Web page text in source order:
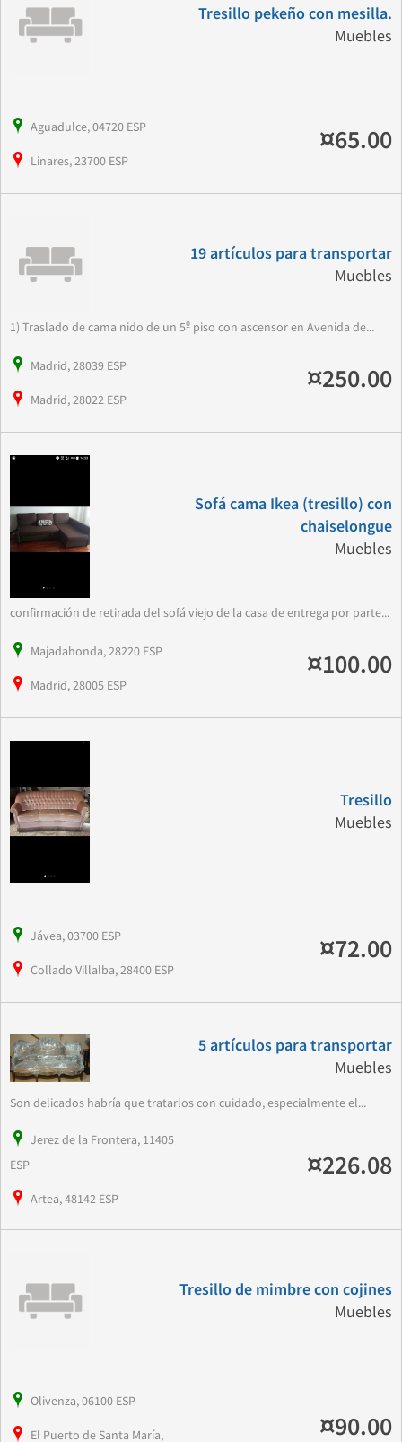
Tresillo pekeño con mesilla.
Muebles
Aguadulce, 04720 ESP
Linares, 23700 ESP
¤65.00
19 artículos para transportar
Muebles
1) Traslado de cama nido de un 5º piso con ascensor en Avenida de...
Madrid, 28039 ESP
Madrid, 28022 ESP
¤250.00
Sofá cama Ikea (tresillo) con
chaiselongue
Muebles
confirmación de retirada del sofá viejo de la casa de entrega por parte...
Majadahonda, 28220 ESP
Madrid, 28005 ESP
¤100.00
Tresillo
Muebles
Jávea, 03700 ESP
Collado Villalba, 28400 ESP
¤72.00
5 artículos para transportar
Muebles
Son delicados habría que tratarlos con cuidado, especialmente el...
Jerez de la Frontera, 11405
ESP
Artea, 48142 ESP
¤226.08
Tresillo de mimbre con cojines
Muebles
Olivenza, 06100 ESP
El Puerto de Santa María, ¤90.00